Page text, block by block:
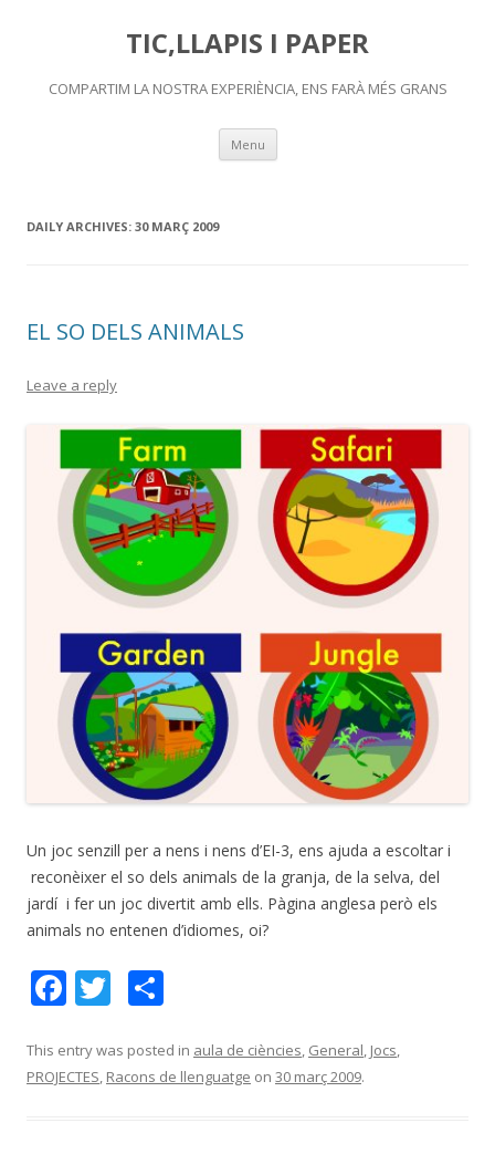
TIC,LLAPIS I PAPER
COMPARTIM LA NOSTRA EXPERIÈNCIA, ENS FARÀ MÉS GRANS
Menu Skip
content
DAILY ARCHIVES: 30 MARÇ 2009
EL SO DELS ANIMALS
Leave a reply
Un joc senzill per a nens i nens d’EI-3, ens ajuda a escoltar i
reconèixer el so dels animals de la granja, de la selva, del
jardí i fer un joc divertit amb ells. Pàgina anglesa però els
animals no entenen d’idiomes, oi?
F
e
b
T
itt
er
m
p
This entry was posted in aula de ciències, General, Jocs,
PROJECTES, Racons de llenguatge on 30 març 2009.